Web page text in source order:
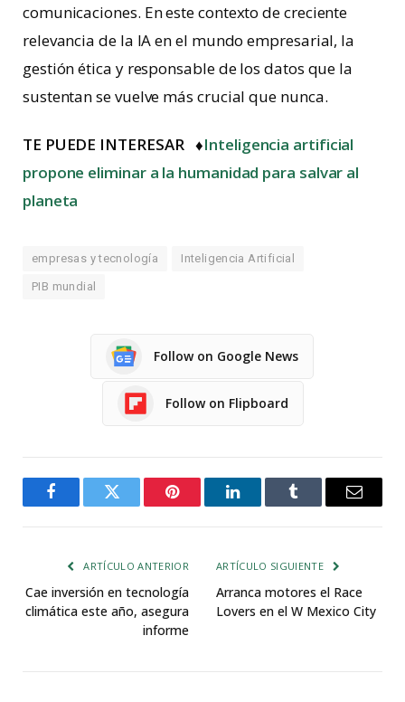
comunicaciones. En este contexto de creciente
relevancia de la IA en el mundo empresarial, la
gestión ética y responsable de los datos que la
sustentan se vuelve más crucial que nunca.
TE PUEDE INTERESAR ♦Inteligencia artificial
propone eliminar a la humanidad para salvar al
planeta
empresas y tecnología Inteligencia Artificial
PIB mundial
Follow on Google News
Follow on Flipboard
FacebookTwitter Pinterest LinkedInTumblr Email
ARTÍCULO ANTERIOR
Cae inversión en tecnología
climática este año, asegura
informe
ARTÍCULO SIGUIENTE
Arranca motores el Race
Lovers en el W Mexico City